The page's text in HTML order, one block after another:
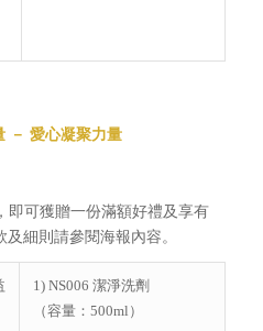
－ 愛心凝聚力量
可獲贈一份滿額好禮及享有
及細則請參閱海報內容。
1) NS006 潔淨洗劑
（容量：500ml）